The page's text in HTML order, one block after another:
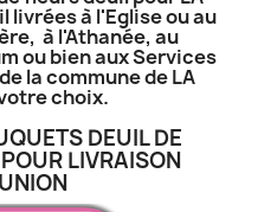
livrées à l'Eglise ou au
à l'Athanée, au
ou bien aux Services
la commune de LA
choix.
DEUIL DE
LIVRAISON